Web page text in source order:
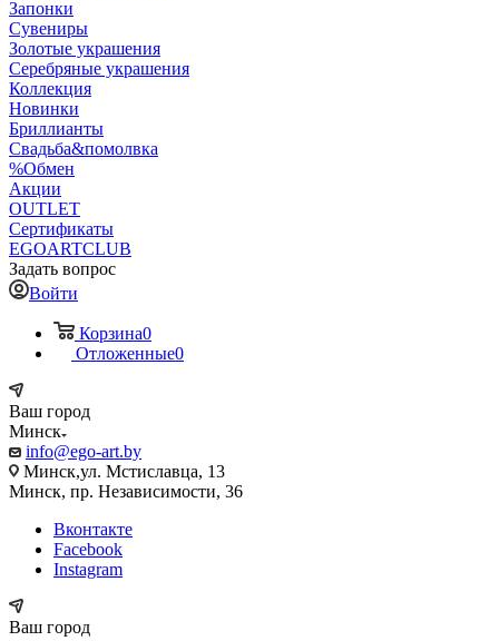
Запонки
Сувениры
Золотые украшения
Серебряные украшения
Коллекция
Новинки
Бриллианты
Свадьба&помолвка
%Обмен
Акции
OUTLET
Сертификаты
EGOARTCLUB
Задать вопрос
Войти
Корзина0
Отложенные0
Ваш город
Минск
info@ego-art.by
Минск,ул. Мстиславца, 13
Минск, пр. Независимости, 36
Вконтакте
Facebook
Instagram
Ваш город